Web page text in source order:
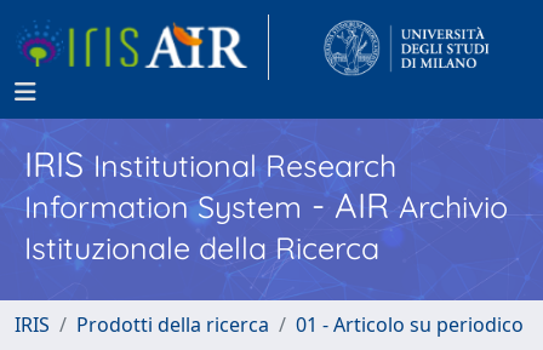
IRISInstitutional Research
Information System - AIR Archivio
Istituzionale della Ricerca
IRIS Prodotti della ricerca 01 - Articolo su periodico